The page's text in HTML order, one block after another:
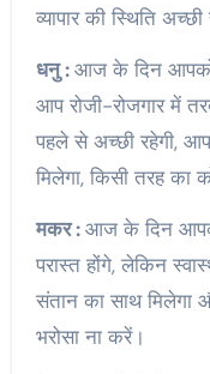
व्यापार की स्थिति
धनु :आज के दिन आपको
आप रोजी-रोजगार में
पहले से अच्छी रहेगी,
मिलेगा, किसी तरह का
मकर :आज के दिन
परास्त होंगे, लेकिन
संतान का साथ मिलेगा
भरोसा ना करें।